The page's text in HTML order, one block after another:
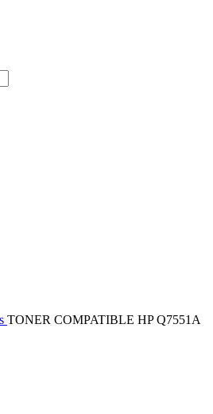
TONER COMPATIBLE HP Q7551A